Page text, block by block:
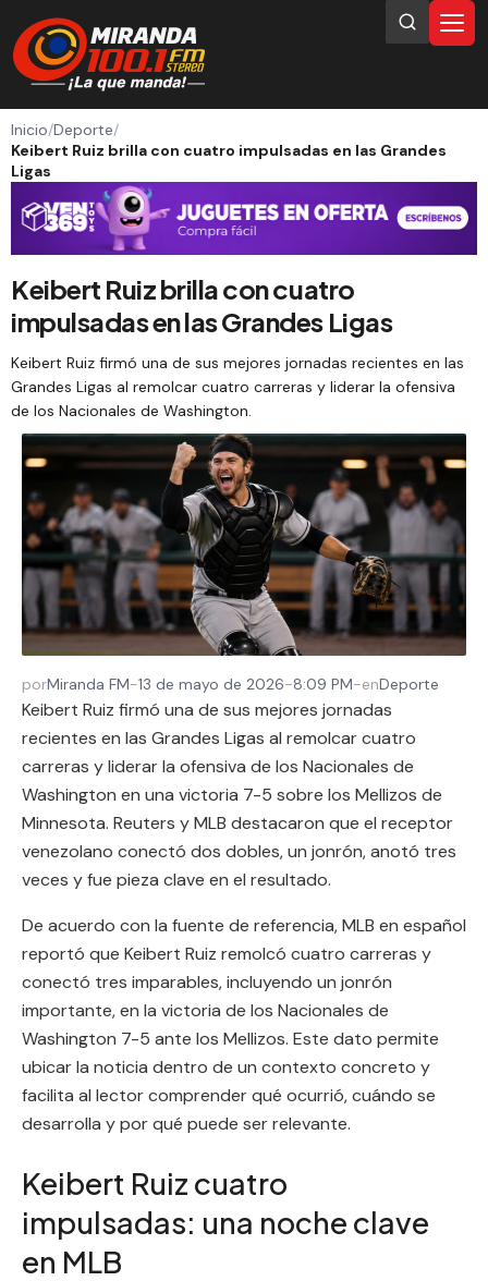
Inicio/Deporte/
Keibert Ruiz brilla con cuatro impulsadas en las Grandes
Ligas
Keibert Ruiz brilla con cuatro
impulsadas en las Grandes Ligas
Keibert Ruiz firmó una de sus mejores jornadas recientes en las
Grandes Ligas al remolcar cuatro carreras y liderar la ofensiva
de los Nacionales de Washington.
porMiranda FM-13 de mayo de 2026-8:09 PM-enDeporte
Keibert Ruiz firmó una de sus mejores jornadas
recientes en las Grandes Ligas al remolcar cuatro
carreras y liderar la ofensiva de los Nacionales de
Washington en una victoria 7-5 sobre los Mellizos de
Minnesota. Reuters y MLB destacaron que el receptor
venezolano conectó dos dobles, un jonrón, anotó tres
veces y fue pieza clave en el resultado.
De acuerdo con la fuente de referencia, MLB en español
reportó que Keibert Ruiz remolcó cuatro carreras y
conectó tres imparables, incluyendo un jonrón
importante, en la victoria de los Nacionales de
Washington 7-5 ante los Mellizos. Este dato permite
ubicar la noticia dentro de un contexto concreto y
facilita al lector comprender qué ocurrió, cuándo se
desarrolla y por qué puede ser relevante.
Keibert Ruiz cuatro
impulsadas: una noche clave
en MLB